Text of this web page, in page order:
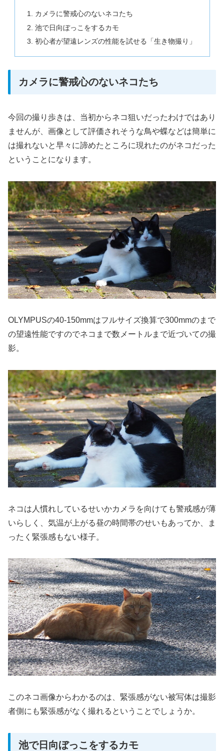
カメラに警戒心のないネコたち
池で日向ぼっこをするカモ
初心者が望遠レンズの性能を試せる「生き物撮り」
カメラに警戒心のないネコたち
今回の撮り歩きは、当初からネコ狙いだったわけではあり
ませんが、画像として評価されそうな鳥や蝶などは簡単に
は撮れないと早々に諦めたところに現れたのがネコだった
ということになります。
OLYMPUSの40-150mmはフルサイズ換算で300mmのまで
の望遠性能ですのでネコまで数メートルまで近づいての撮
影。
ネコは人慣れしているせいかカメラを向けても警戒感が薄
いらしく、気温が上がる昼の時間帯のせいもあってか、ま
ったく緊張感もない様子。
このネコ画像からわかるのは、緊張感がない被写体は撮影
者側にも緊張感がなく撮れるということでしょうか。
池で日向ぼっこをするカモ